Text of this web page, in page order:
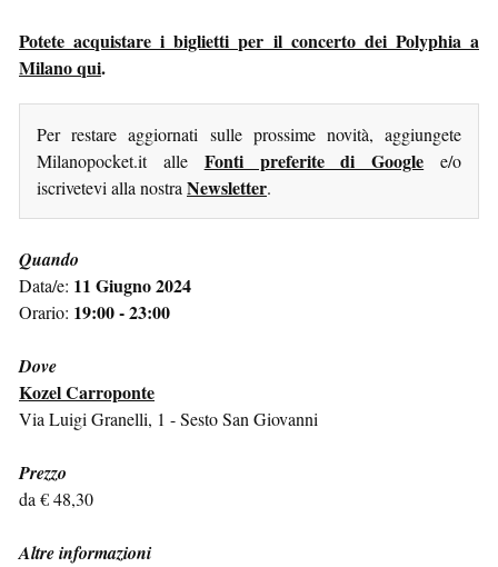
Potete acquistare i biglietti per il concerto dei Polyphia a
Milano qui.
Per restare aggiornati sulle prossime novità, aggiungete
Milanopocket.it alle Fonti preferite di Google e/o
iscrivetevi alla nostra Newsletter.
Quando
Data/e: 11 Giugno 2024
Orario: 19:00 - 23:00
Dove
Kozel Carroponte
Via Luigi Granelli, 1 - Sesto San Giovanni
Prezzo
da € 48,30
Altre informazioni